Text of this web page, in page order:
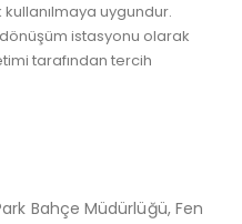
uygundur.
istasyonu olarak
tarafından tercih
Bahçe Müdürlüğü, Fen